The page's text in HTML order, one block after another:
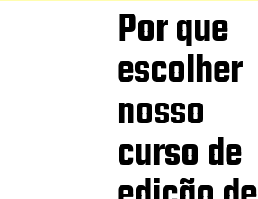
Por que
escolher
nosso
curso de